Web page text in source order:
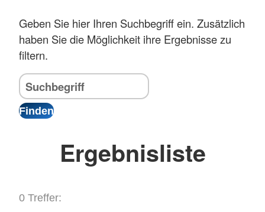
Geben Sie hier Ihren Suchbegriff ein. Zusätzlich
haben Sie die Möglichkeit ihre Ergebnisse zu
filtern.
Ergebnisliste
0 Treffer: